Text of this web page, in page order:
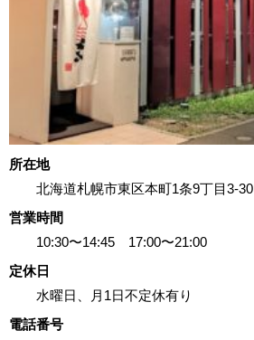
所在地
北海道札幌市東区本町1条9丁目3-30
営業時間
10:30〜14:45 17:00〜21:00
定休日
水曜日、月1日不定休有り
電話番号